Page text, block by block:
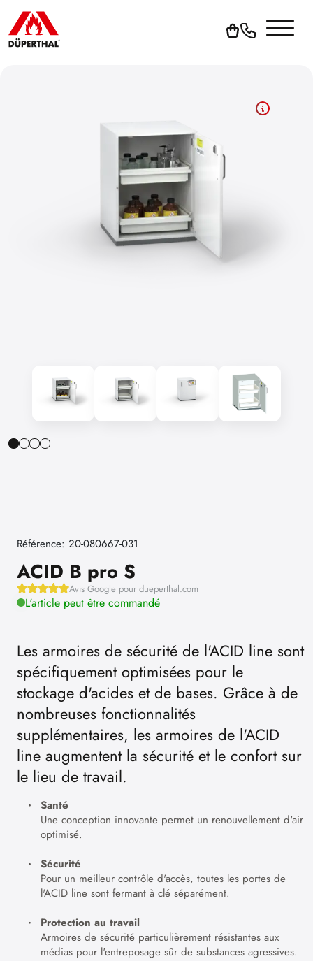
Référence: 20-080667-031
ACID B pro S
Avis Google pour dueperthal.com
L'article peut être commandé
Les armoires de sécurité de l'ACID line sont
spécifiquement optimisées pour le
stockage d'acides et de bases. Grâce à de
nombreuses fonctionnalités
supplémentaires, les armoires de l'ACID
line augmentent la sécurité et le confort sur
le lieu de travail.
Santé
Une conception innovante permet un renouvellement d'air
optimisé.
Sécurité
Pour un meilleur contrôle d'accès, toutes les portes de
l'ACID line sont fermant à clé séparément.
Protection au travail
Armoires de sécurité particulièrement résistantes aux
médias pour l'entreposage sûr de substances agressives.